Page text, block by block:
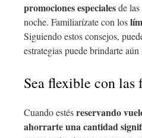
promociones especialesde
noche. Familiarízate con los
Siguiendo estos consejos,
estrategias puede brindarte
Sea flexible con las
Cuando estésreservando
ahorrarte una cantidad